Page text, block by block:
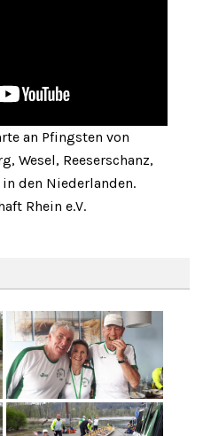
an Pfingsten von
Wesel, Reeserschanz,
den Niederlanden.
Rhein e.V.